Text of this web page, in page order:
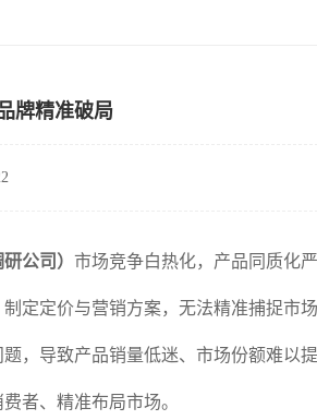
牌精准破局
公司） 市场竞争白热化，产品同质化严
定定价与营销方案，无法精准捕捉市
，导致产品销量低迷、市场份额难以提
者、精准布局市场。